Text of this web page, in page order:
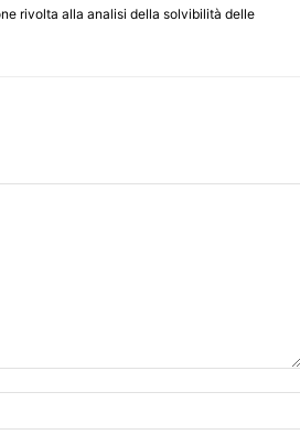
rivolta alla analisi della solvibilità delle